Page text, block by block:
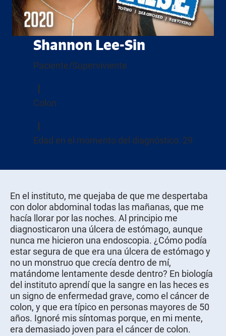
Shannon Lee-Sin
Paciente/Superviviente
Colon
Edad en el momento del diagnóstico: 29
En el instituto, me quejaba de que me despertaba
con dolor abdominal todas las mañanas, que me
hacía llorar por las noches. Al principio me
diagnosticaron una úlcera de estómago, aunque
nunca me hicieron una endoscopia. ¿Cómo podía
estar segura de que era una úlcera de estómago y
no un monstruo que crecía dentro de mí,
matándome lentamente desde dentro? En biología
del instituto aprendí que la sangre en las heces es
un signo de enfermedad grave, como el cáncer de
colon, y que era típico en personas mayores de 50
años. Ignoré mis síntomas porque, en mi mente,
era demasiado joven para el cáncer de colon.